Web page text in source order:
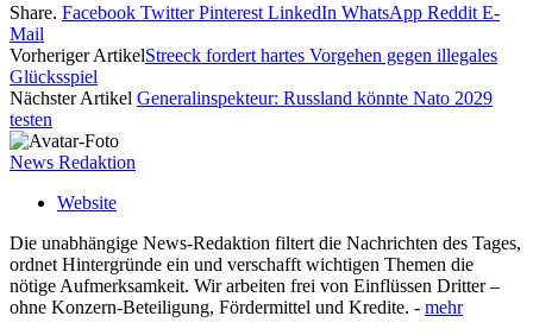
Share. Facebook Twitter Pinterest LinkedIn WhatsApp Reddit E-
Mail
Vorheriger ArtikelStreeck fordert hartes Vorgehen gegen illegales
Glücksspiel
Nächster Artikel Generalinspekteur: Russland könnte Nato 2029
testen
News Redaktion
Website
Die unabhängige News-Redaktion filtert die Nachrichten des Tages,
ordnet Hintergründe ein und verschafft wichtigen Themen die
nötige Aufmerksamkeit. Wir arbeiten frei von Einflüssen Dritter –
ohne Konzern-Beteiligung, Fördermittel und Kredite. - mehr